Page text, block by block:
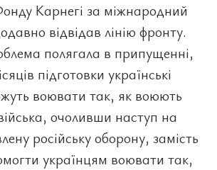
Карнегі за міжнародний
відвідав лінію фронту.
полягала в припущенні,
підготовки українські
воювати так, як воюють
очоливши наступ на
російську оборону, замість
українцям воювати так,